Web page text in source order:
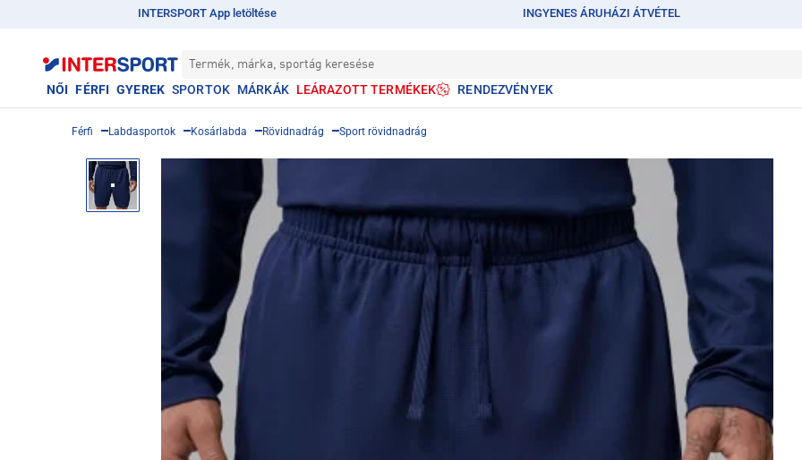
INTERSPORT App letöltése INGYENES ÁRUHÁZI ÁTVÉTEL
Termék, márka, sportág keresése
NŐI FÉRFI GYEREK SPORTOK MÁRKÁK LEÁRAZOTT TERMÉKEK RENDEZVÉNYEK
Férfi Labdasportok Kosárlabda Rövidnadrág Sport rövidnadrág